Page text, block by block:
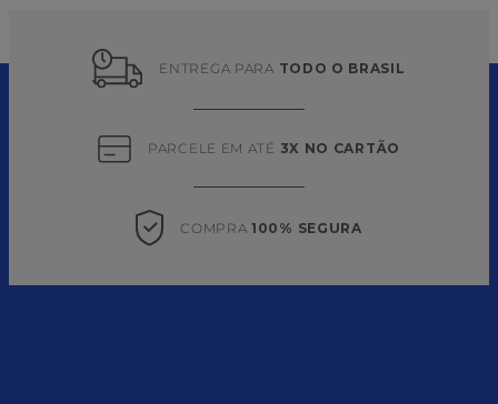
ENTREGA PARA TODO O BRASIL
PARCELE EM ATÉ 3X NO CARTÃO
COMPRA 100% SEGURA